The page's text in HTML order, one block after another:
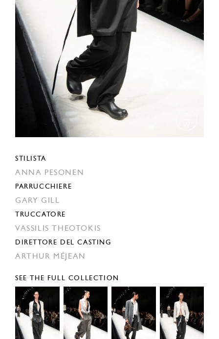
STILISTA
ANNA PESONEN
PARRUCCHIERE
GARY GILL
TRUCCATORE
VASSILIS THEOTOKIS
DIRETTORE DEL CASTING
ARTHUR MÉJEAN
SEE THE FULL COLLECTION